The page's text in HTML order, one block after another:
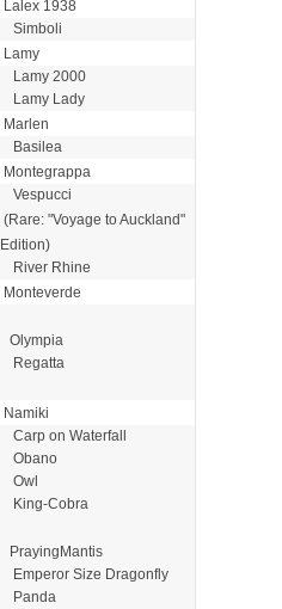
Lalex 1938
Simboli
Lamy
Lamy 2000
Lamy Lady
Marlen
Basilea
Montegrappa
Vespucci
(Rare: "Voyage to Auckland"
Edition)
River Rhine
Monteverde
Olympia
Regatta
Namiki
Carp on Waterfall
Obano
Owl
King-Cobra
PrayingMantis
Emperor Size Dragonfly
Panda